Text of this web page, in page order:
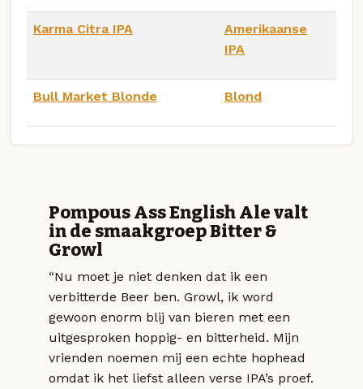
Karma Citra IPA
Amerikaanse
IPA
Bull Market Blonde Blond
Pompous Ass English Ale valt
in de smaakgroep Bitter &
Growl
“Nu moet je niet denken dat ik een
verbitterde Beer ben. Growl, ik word
gewoon enorm blij van bieren met een
uitgesproken hoppig- en bitterheid. Mijn
vrienden noemen mij een echte hophead
omdat ik het liefst alleen verse IPA’s proef.